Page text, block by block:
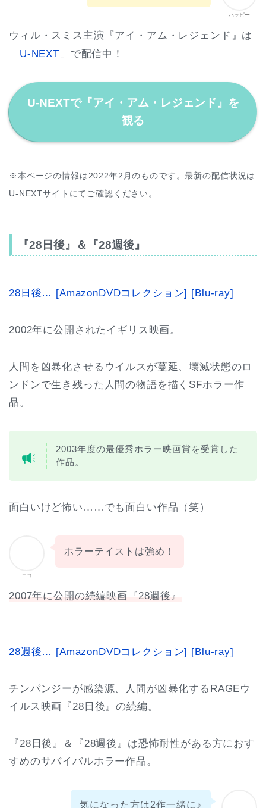
ハッピー
ウィル・スミス主演『アイ・アム・レジェンド』は
「 U-NEXT 」で配信中！
U-NEXTで『アイ・アム・レジェンド』を
観る
※本ページの情報は2022年2月のものです。最新の配信状況は
U-NEXTサイトにてご確認ください。
『28日後』＆『28週後』
28日後… [AmazonDVDコレクション] [Blu-ray]
2002年に公開されたイギリス映画。
人間を凶暴化させるウイルスが蔓延、壊滅状態のロ
ンドンで生き残った人間の物語を描くSFホラー作
品。
2003年度の最優秀ホラー映画賞を受賞した
作品。
面白いけど怖い……でも面白い作品（笑）
ニコ
ホラーテイストは強め！
2007年に公開の続編映画『28週後』
28週後… [AmazonDVDコレクション] [Blu-ray]
チンパンジーが感染源、人間が凶暴化するRAGEウ
イルス映画『28日後』の続編。
『28日後』＆『28週後』は恐怖耐性がある方におす
すめのサバイバルホラー作品。
気になった方は2作一緒に♪